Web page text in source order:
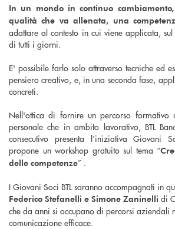
In un mondo in continuo
qualità che va allenata, una
adattare al contesto in cui viene applicata,
di tutti i giorni.
E' possibile farlo solo attraverso tecniche ed
pensiero creativo, e, in una seconda fase,
concreti.
Nell'ottica di fornire un percorso formativo
personale che in ambito lavorativo, BTL
consecutivo presenta l’iniziativa
propone un workshop gratuito sul tema “
delle competenze” .
I Giovani Soci BTL saranno accompagnati in
Federico Stefanelli e Simone Zaninelli di
che da anni si occupano di percorsi aziendali
comunicazione efficace.